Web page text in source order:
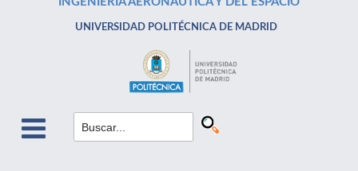
UNIVERSIDAD POLITÉCNICA DE MADRID